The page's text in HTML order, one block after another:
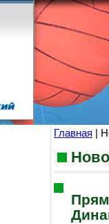
Главная |